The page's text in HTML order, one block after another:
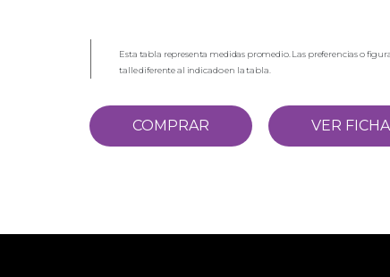
Esta tabla representa medidas promedio. Las preferencias o
talle diferente al indicado en la tabla.
COMPRAR VER FICHA